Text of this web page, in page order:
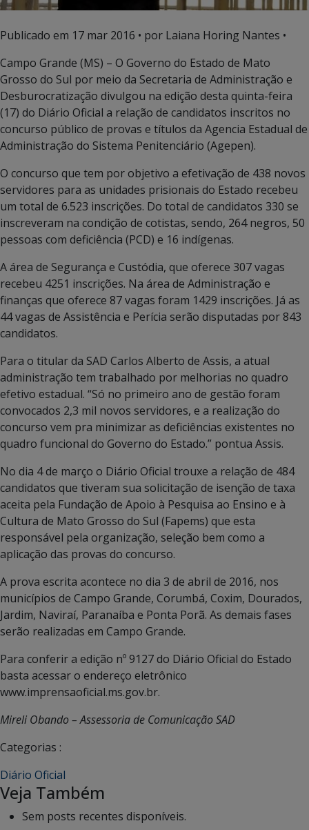
Publicado em 17 mar 2016 • por Laiana Horing Nantes •
Campo Grande (MS) – O Governo do Estado de Mato
Grosso do Sul por meio da Secretaria de Administração e
Desburocratização divulgou na edição desta quinta-feira
(17) do Diário Oficial a relação de candidatos inscritos no
concurso público de provas e títulos da Agencia Estadual de
Administração do Sistema Penitenciário (Agepen).
O concurso que tem por objetivo a efetivação de 438 novos
servidores para as unidades prisionais do Estado recebeu
um total de 6.523 inscrições. Do total de candidatos 330 se
inscreveram na condição de cotistas, sendo, 264 negros, 50
pessoas com deficiência (PCD) e 16 indígenas.
A área de Segurança e Custódia, que oferece 307 vagas
recebeu 4251 inscrições. Na área de Administração e
finanças que oferece 87 vagas foram 1429 inscrições. Já as
44 vagas de Assistência e Perícia serão disputadas por 843
candidatos.
Para o titular da SAD Carlos Alberto de Assis, a atual
administração tem trabalhado por melhorias no quadro
efetivo estadual. “Só no primeiro ano de gestão foram
convocados 2,3 mil novos servidores, e a realização do
concurso vem pra minimizar as deficiências existentes no
quadro funcional do Governo do Estado.” pontua Assis.
No dia 4 de março o Diário Oficial trouxe a relação de 484
candidatos que tiveram sua solicitação de isenção de taxa
aceita pela Fundação de Apoio à Pesquisa ao Ensino e à
Cultura de Mato Grosso do Sul (Fapems) que esta
responsável pela organização, seleção bem como a
aplicação das provas do concurso.
A prova escrita acontece no dia 3 de abril de 2016, nos
municípios de Campo Grande, Corumbá, Coxim, Dourados,
Jardim, Naviraí, Paranaíba e Ponta Porã. As demais fases
serão realizadas em Campo Grande.
Para conferir a edição nº 9127 do Diário Oficial do Estado
basta acessar o endereço eletrônico
www.imprensaoficial.ms.gov.br.
Mireli Obando – Assessoria de Comunicação SAD
Categorias :
Diário Oficial
Veja Também
Sem posts recentes disponíveis.